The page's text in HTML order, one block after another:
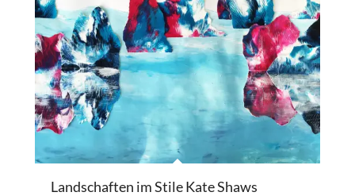
Landschaften im Stile Kate Shaws